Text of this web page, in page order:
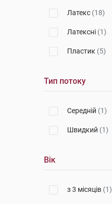
Латекс (18)
Латексні (1)
Пластик (5)
Тип потоку
Середній (1)
Швидкий (1)
Вік
з 3 місяців (1)